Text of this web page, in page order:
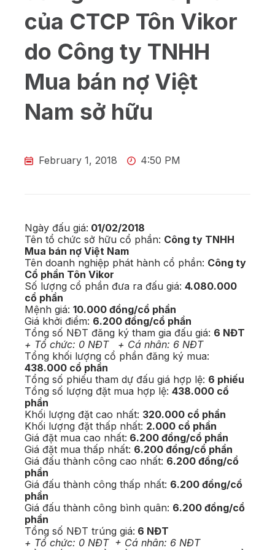
của CTCP Tôn Vikor
do Công ty TNHH
Mua bán nợ Việt
Nam sở hữu
February 1, 2018 4:50 PM
Ngày đấu giá: 01/02/2018
Tên tổ chức sở hữu cổ phần: Công ty TNHH
Mua bán nợ Việt Nam
Tên doanh nghiệp phát hành cổ phần: Công ty
Cổ phần Tôn Vikor
Số lượng cổ phần đưa ra đấu giá: 4.080.000
cổ phần
Mệnh giá: 10.000 đồng/cổ phần
Giá khởi điểm: 6.200 đồng/cổ phần
Tổng số NĐT đăng ký tham gia đấu giá: 6 NĐT
+ Tổ chức: 0 NĐT + Cá nhân: 6 NĐT
Tổng khối lượng cổ phần đăng ký mua:
438.000 cổ phần
Tổng số phiếu tham dự đấu giá hợp lệ: 6 phiếu
Tổng số lượng đặt mua hợp lệ: 438.000 cổ
phần
Khối lượng đặt cao nhất: 320.000 cổ phần
Khối lượng đặt thấp nhất: 2.000 cổ phần
Giá đặt mua cao nhất: 6.200 đồng/cổ phần
Giá đặt mua thấp nhất: 6.200 đồng/cổ phần
Giá đấu thành công cao nhất: 6.200 đồng/cổ
phần
Giá đấu thành công thấp nhất: 6.200 đồng/cổ
phần
Giá đấu thành công bình quân: 6.200 đồng/cổ
phần
Tổng số NĐT trúng giá: 6 NĐT
+ Tổ chức: 0 NĐT + Cá nhân: 6 NĐT